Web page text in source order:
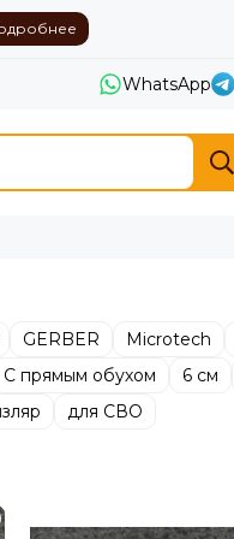
WhatsApp
GERBER Microtech
С прямым обухом 6 см
для СВО